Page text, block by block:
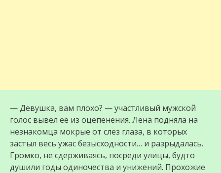
— Девушка, вам плохо? — участливый мужской
голос вывел её из оцепенения. Лена подняла на
незнакомца мокрые от слёз глаза, в которых
застыл весь ужас безысходности… и разрыдалась.
Громко, не сдерживаясь, посреди улицы, будто
душили годы одиночества и унижений. Прохожие